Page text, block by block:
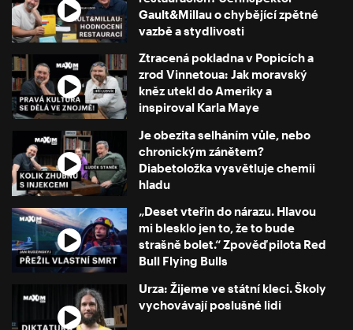
Gault&Millau o chybějící zpětné
vazbě a stydlivosti
Ztracená pokladna v Popicích a
zrod Vinnetoua: Jak moravský
kněz utekl do Ameriky a
inspiroval Karla Maye
Je obezita selháním vůle, nebo
chronickým zánětem?
Diabetoložka vysvětluje chemii
hladu
„Deset vteřin do nárazu. Hlavou
mi blesklo jen to, že to bude
strašně bolet.“ Zpověď pilota Red
Bull Flying Bulls
Urza: Žijeme ve státní kleci. Školy
vychovávají poslušné lidi